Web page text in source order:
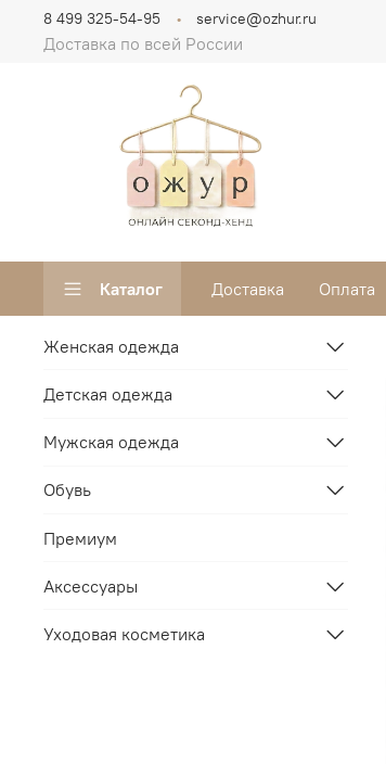
Доставка по всей России
8 499 325-54-95 service@ozhur.ru
Каталог Доставка Оплата
Женская одежда
Детская одежда
Мужская одежда
Обувь
Премиум
Аксессуары
Уходовая косметика